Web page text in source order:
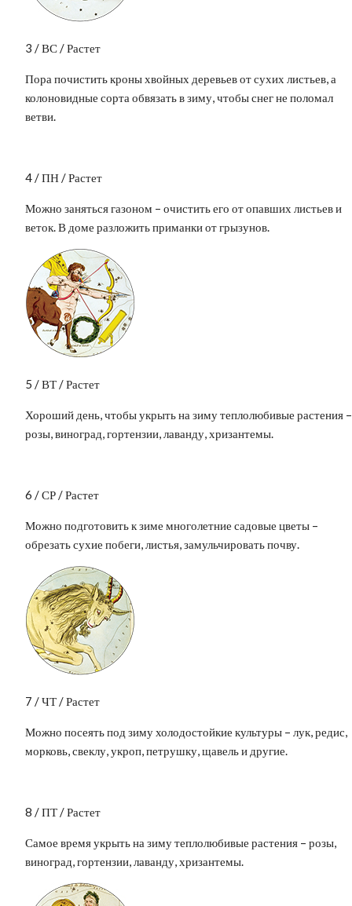
3 / ВС / Растет
Пора почистить кроны хвойных деревьев от сухих листьев, а
колоновидные сорта обвязать в зиму, чтобы снег не поломал
ветви.
4 / ПН / Растет
Можно заняться газоном – очистить его от опавших листьев и
веток. В доме разложить приманки от грызунов.
5 / ВТ / Растет
Хороший день, чтобы укрыть на зиму теплолюбивые растения –
розы, виноград, гортензии, лаванду, хризантемы.
6 / СР / Растет
Можно подготовить к зиме многолетние садовые цветы –
обрезать сухие побеги, листья, замульчировать почву.
7 / ЧТ / Растет
Можно посеять под зиму холодостойкие культуры – лук, редис,
морковь, свеклу, укроп, петрушку, щавель и другие.
8 / ПТ / Растет
Самое время укрыть на зиму теплолюбивые растения – розы,
виноград, гортензии, лаванду, хризантемы.